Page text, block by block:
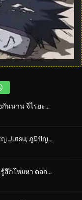
ตอนที่ 53 ไม่เจอกันนาน จิไรยะกลับมาแล้ว!
ตอนที่ 54 อัญเชิญ Jutsu; ภูมิปัญญาของคางคกปราชญ์!
ตอนที่ 55 ความรู้สึกโหยหา ดอกไม้ที่เต็มไปด้วยความหวัง